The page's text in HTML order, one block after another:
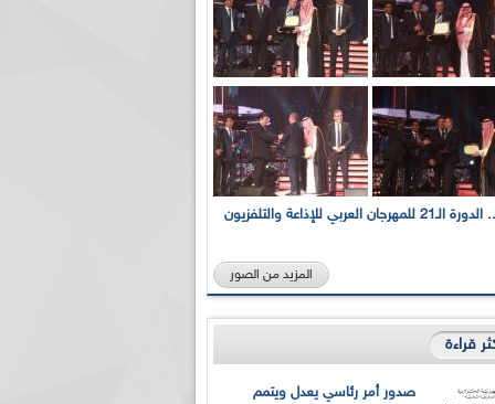
بالصور... الدورة الـ21 للمهرجان العربي للإذاعة والتلفزيون
المزيد من الصور
قراءة
صدور أمر رئاسي يعدل ويتمم